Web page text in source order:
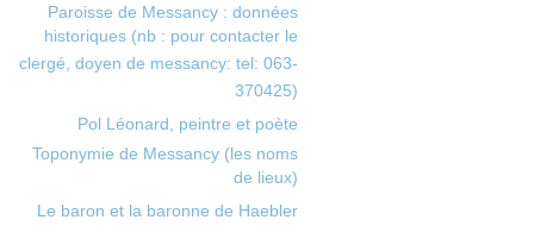
Paroisse de Messancy : données
historiques (nb : pour contacter le
clergé, doyen de messancy: tel: 063-
370425)
Pol Léonard, peintre et poète
Toponymie de Messancy (les noms
de lieux)
Le baron et la baronne de Haebler